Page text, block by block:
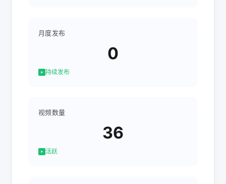
月度发布
0
持续发布
视频数量
36
活跃